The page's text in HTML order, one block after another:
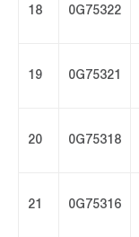
18 0G75322
19 0G75321
20 0G75318
21 0G75316